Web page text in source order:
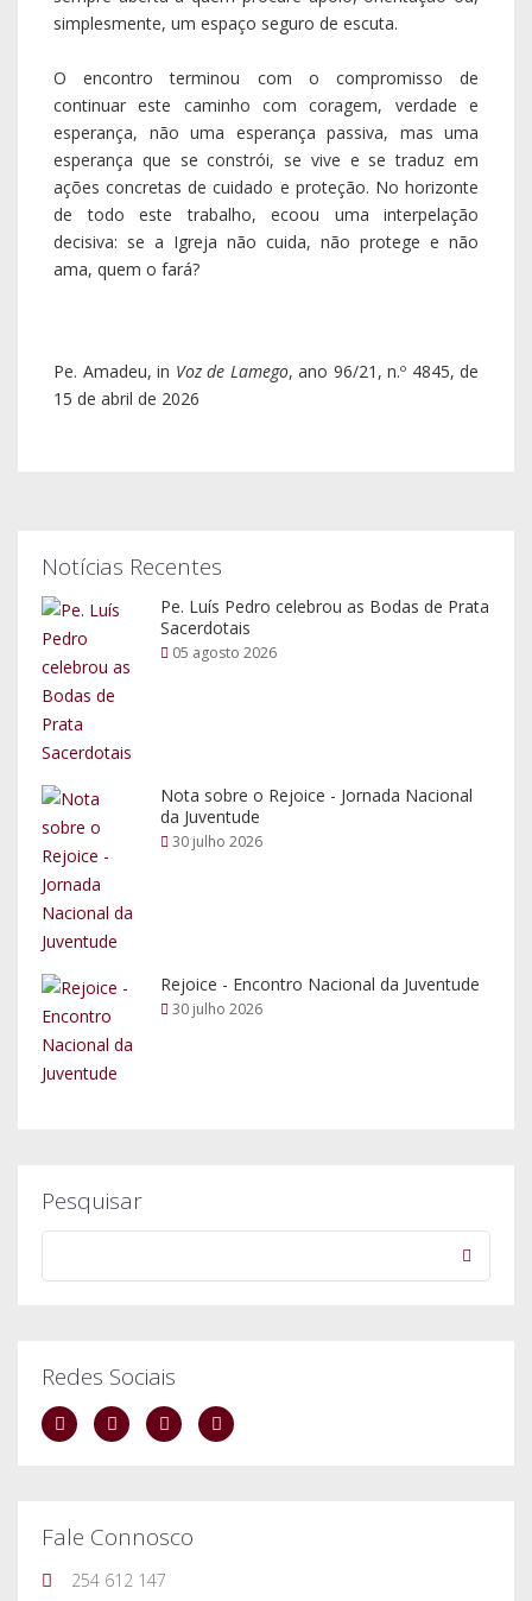
simplesmente, um espaço seguro de escuta.
O encontro terminou com o compromisso de
continuar este caminho com coragem, verdade e
esperança, não uma esperança passiva, mas uma
esperança que se constrói, se vive e se traduz em
ações concretas de cuidado e proteção. No horizonte
de todo este trabalho, ecoou uma interpelação
decisiva: se a Igreja não cuida, não protege e não
ama, quem o fará?
Pe. Amadeu, in Voz de Lamego, ano 96/21, n.º 4845, de
15 de abril de 2026
Notícias Recentes
Pe. Luís Pedro celebrou as Bodas de Prata
Sacerdotais
05 agosto 2026
Nota sobre o Rejoice - Jornada Nacional
da Juventude
30 julho 2026
Rejoice - Encontro Nacional da Juventude
30 julho 2026
Pesquisar
Redes Sociais
Fale Connosco
254 612 147